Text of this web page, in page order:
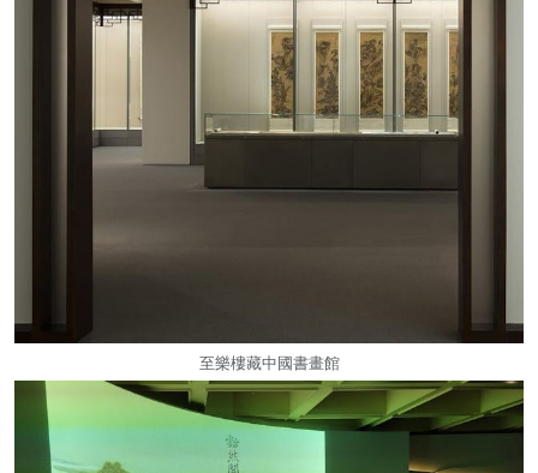
至樂樓藏中國書畫館